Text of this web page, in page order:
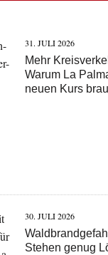
31. JULI 2026
Mehr
Warum La
neuen Kurs
30. JULI 2026
Stehen genug